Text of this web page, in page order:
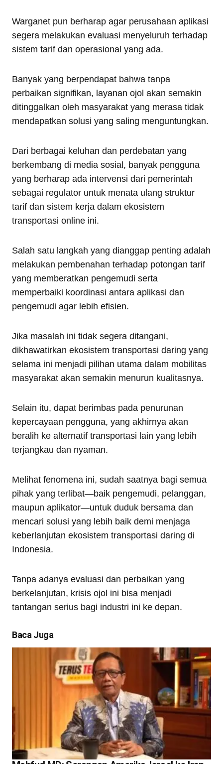
Warganet pun berharap agar perusahaan aplikasi
segera melakukan evaluasi menyeluruh terhadap
sistem tarif dan operasional yang ada.
Banyak yang berpendapat bahwa tanpa
perbaikan signifikan, layanan ojol akan semakin
ditinggalkan oleh masyarakat yang merasa tidak
mendapatkan solusi yang saling menguntungkan.
Dari berbagai keluhan dan perdebatan yang
berkembang di media sosial, banyak pengguna
yang berharap ada intervensi dari pemerintah
sebagai regulator untuk menata ulang struktur
tarif dan sistem kerja dalam ekosistem
transportasi online ini.
Salah satu langkah yang dianggap penting adalah
melakukan pembenahan terhadap potongan tarif
yang memberatkan pengemudi serta
memperbaiki koordinasi antara aplikasi dan
pengemudi agar lebih efisien.
Jika masalah ini tidak segera ditangani,
dikhawatirkan ekosistem transportasi daring yang
selama ini menjadi pilihan utama dalam mobilitas
masyarakat akan semakin menurun kualitasnya.
Selain itu, dapat berimbas pada penurunan
kepercayaan pengguna, yang akhirnya akan
beralih ke alternatif transportasi lain yang lebih
terjangkau dan nyaman.
Melihat fenomena ini, sudah saatnya bagi semua
pihak yang terlibat—baik pengemudi, pelanggan,
maupun aplikator—untuk duduk bersama dan
mencari solusi yang lebih baik demi menjaga
keberlanjutan ekosistem transportasi daring di
Indonesia.
Tanpa adanya evaluasi dan perbaikan yang
berkelanjutan, krisis ojol ini bisa menjadi
tantangan serius bagi industri ini ke depan.
Baca Juga